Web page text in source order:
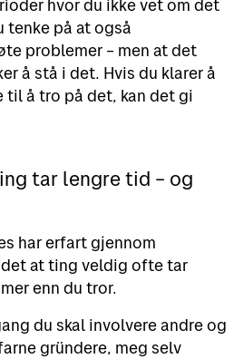
hvor du ikke vet om det
tenke på at også
problemer – men at det
å stå i det. Hvis du klarer å
til å tro på det, kan det gi
tar lengre tid – og
har erfart gjennom
at ting veldig ofte tar
enn du tror.
du skal involvere andre og
gründere, meg selv